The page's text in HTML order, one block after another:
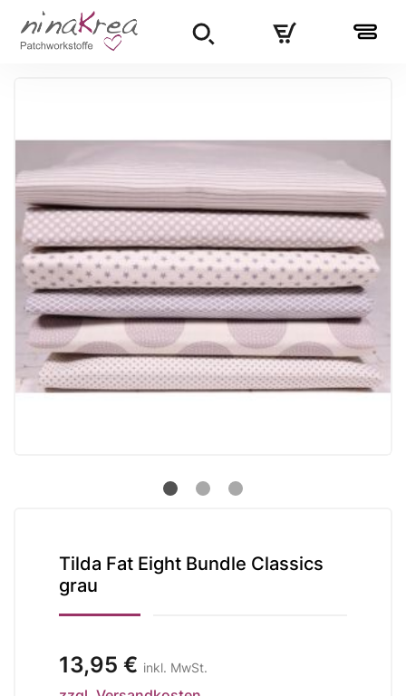
Tilda Fat Eight Bundle Classics
grau
13,95 € inkl. MwSt.